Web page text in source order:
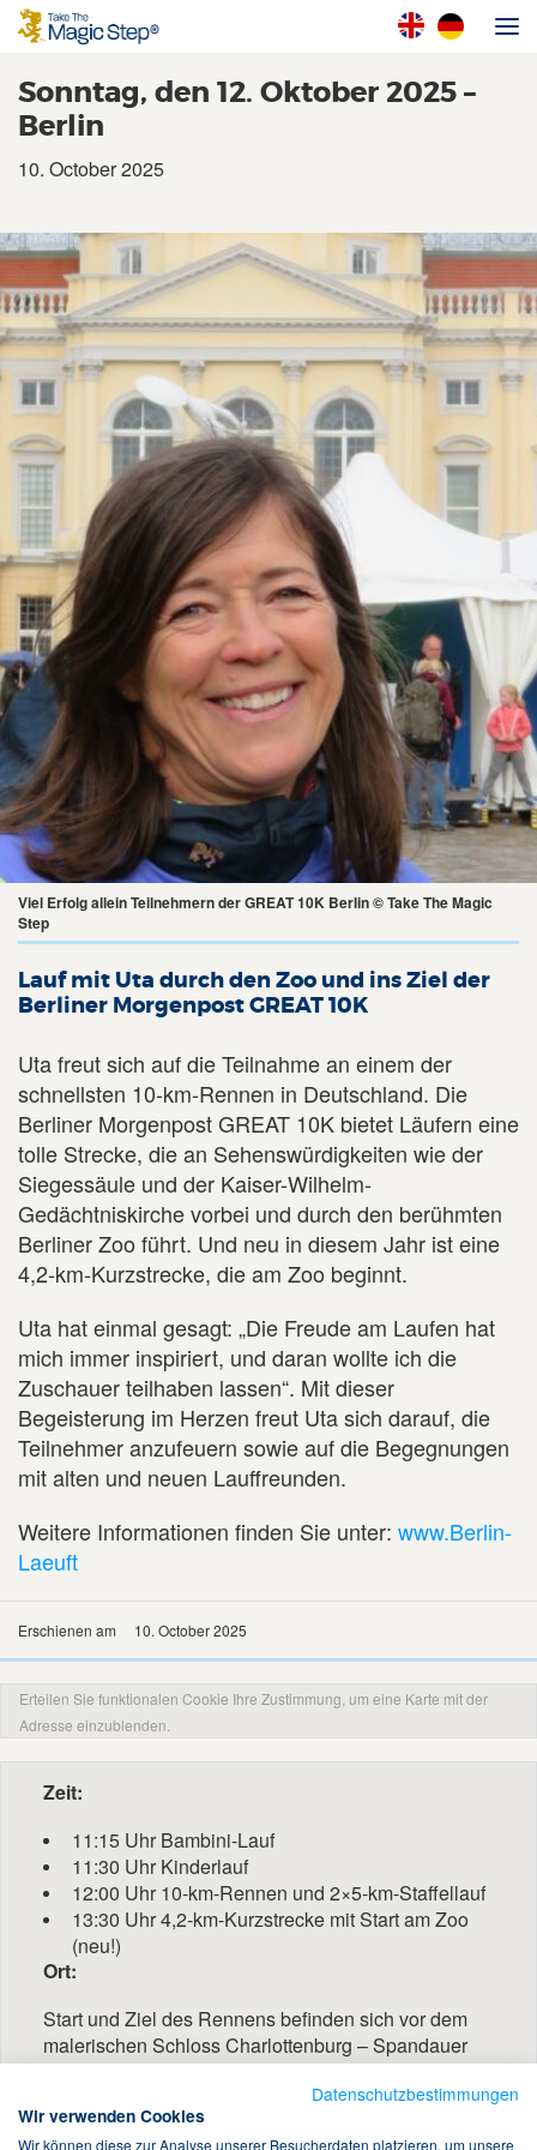
Sonntag, den 12. Oktober 2025 –
Berlin
10. October 2025
Viel Erfolg allein Teilnehmern der GREAT 10K Berlin © Take The Magic
Step
Lauf mit Uta durch den Zoo und ins Ziel der
Berliner Morgenpost GREAT 10K
Uta freut sich auf die Teilnahme an einem der
schnellsten 10-km-Rennen in Deutschland. Die
Berliner Morgenpost GREAT 10K bietet Läufern eine
tolle Strecke, die an Sehenswürdigkeiten wie der
Siegessäule und der Kaiser-Wilhelm-
Gedächtniskirche vorbei und durch den berühmten
Berliner Zoo führt. Und neu in diesem Jahr ist eine
4,2-km-Kurzstrecke, die am Zoo beginnt.
Uta hat einmal gesagt: „Die Freude am Laufen hat
mich immer inspiriert, und daran wollte ich die
Zuschauer teilhaben lassen“. Mit dieser
Begeisterung im Herzen freut Uta sich darauf, die
Teilnehmer anzufeuern sowie auf die Begegnungen
mit alten und neuen Lauffreunden.
Weitere Informationen finden Sie unter: www.Berlin-
Laeuft
Erschienen am 10. October 2025
Erteilen Sie funktionalen Cookie Ihre Zustimmung, um eine Karte mit der
Adresse einzublenden.
Zeit:
11:15 Uhr Bambini-Lauf
11:30 Uhr Kinderlauf
12:00 Uhr 10-km-Rennen und 2×5-km-Staffellauf
13:30 Uhr 4,2-km-Kurzstrecke mit Start am Zoo
(neu!)
Ort:
Start und Ziel des Rennens befinden sich vor dem
malerischen Schloss Charlottenburg – Spandauer
Damm 10-22, 14059 Berlin.
Datenschutzbestimmungen
Wir verwenden Cookies
Wir können diese zur Analyse unserer Besucherdaten platzieren, um unsere